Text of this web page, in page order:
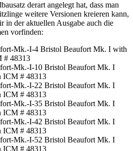
derart angelegt hat, dass man
weitere Versionen kreieren kann,
in der aktuellen Ausgabe auch die
vorfinden: